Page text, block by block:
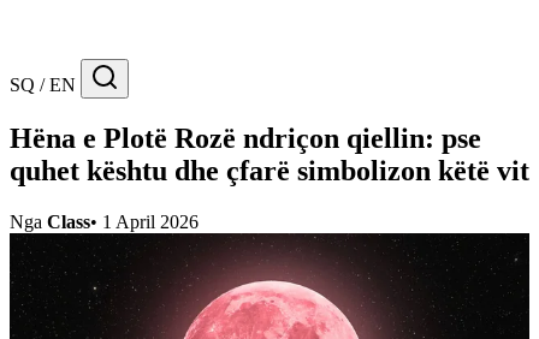
SQ / EN
Hëna e Plotë Rozë ndriçon qiellin: pse
quhet kështu dhe çfarë simbolizon këtë vit
Nga Class• 1 April 2026